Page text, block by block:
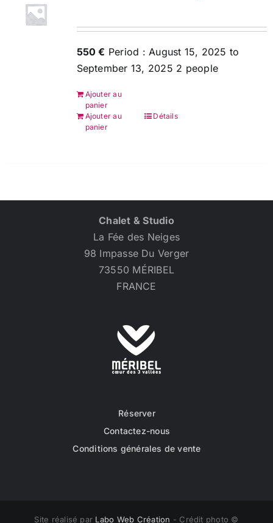
550 € Period : August 15, 2025 to
September 13, 2025 2 people
Ajouter au
panier
Ajouter au
panier
Détails
Chalet & Studio
La Fée des Neiges
98 Impasse Du Verger
73550 MÉRIBEL
FRANCE
Réserver
Contactez-nous
Conditions générales de vente
Site réalisé par Labo Web Création - Crédit photo ©